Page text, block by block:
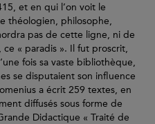
et en qui l’on voit le
théologien, philosophe,
pas de cette ligne, ni de
« paradis ». Il fut proscrit,
fois sa vaste bibliothèque,
se disputaient son influence
a écrit 259 textes, en
diffusés sous forme de
Didactique « Traité de